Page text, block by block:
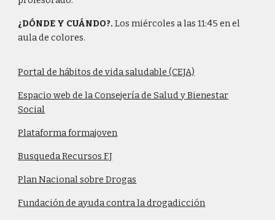
¿DÓNDE Y CUÁNDO?.Los miércoles a las 11:45 en el
aula de colores.
Portal de hábitos de vida saludable (CEJA)
Espacio web de la Consejería de Salud y Bienestar
Social
Plataforma formajoven
Busqueda Recursos F.J
Plan Nacional sobre Drogas
Fundación de ayuda contra la drogadicción